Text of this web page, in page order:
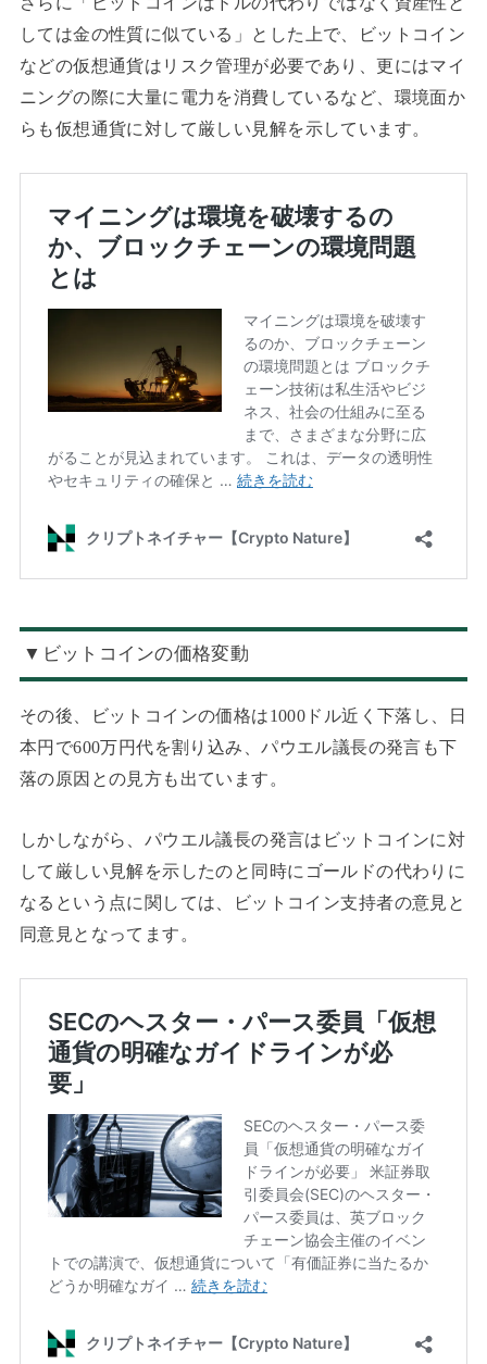
しては金の性質に似ている」とした上で、
ビットコイン
などの仮想通貨はリスク管理が必要であり、更にはマイ
ニングの際に大量に電力を消費しているなど、環境面か
らも仮想通貨に対して厳しい見解を示しています。
▼ビットコインの価格変動
その後、ビットコインの価格は1000ドル近く下落し、日
本円で600万円代を割り込み、パウエル議長の発言も下
落の原因との見方も出ています。
しかしながら、パウエル議長の発言はビットコインに対
して厳しい見解を示したのと同時に ゴールドの代わりに
なるという点に関しては、ビットコイン支持者の意見と
同意見となってます。